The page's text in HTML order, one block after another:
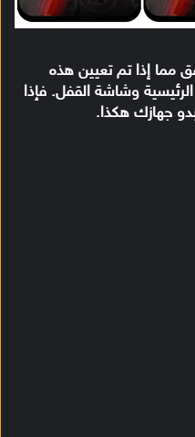
مما إذا تم تعيين هذه
وشاشة القفل. فإذا
جهازك هكذا.